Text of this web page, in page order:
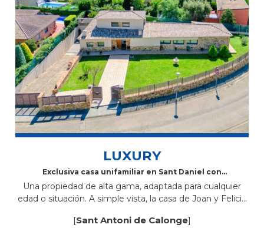
LUXURY
Exclusiva casa unifamiliar en Sant Daniel con
Una propiedad de alta gama, adaptada para cualquier
edad o situación. A simple vista, la casa de Joan y Felicia
[Sant Antoni de Calonge]